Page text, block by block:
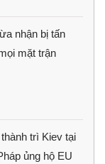
nhận bị tấn
mặt trận
trì Kiev tại
ủng hộ EU